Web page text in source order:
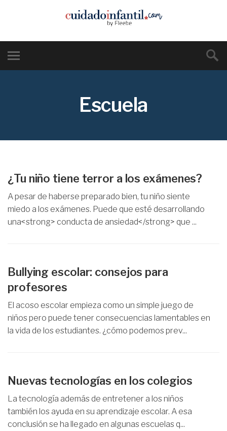
Escuela
¿Tu niño tiene terror a los exámenes?
A pesar de haberse preparado bien, tu niño siente
miedo a los exámenes. Puede que esté desarrollando
una<strong> conducta de ansiedad</strong> que ...
Bullying escolar: consejos para
profesores
El acoso escolar empieza como un simple juego de
niños pero puede tener consecuencias lamentables en
la vida de los estudiantes. ¿cómo podemos prev...
Nuevas tecnologías en los colegios
La tecnología además de entretener a los niños
también los ayuda en su aprendizaje escolar. A esa
conclusión se ha llegado en algunas escuelas q...